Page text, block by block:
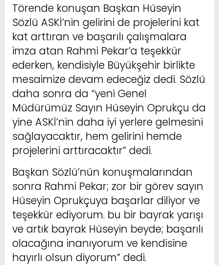
Törende konuşan Başkan Hüseyin
Sözlü ASKİ’nin gelirini de projelerini kat
kat arttıran ve başarılı çalışmalara
imza atan Rahmi Pekar’a teşekkür
ederken, kendisiyle Büyükşehir birlikte
mesaimize devam edeceğiz dedi. Sözlü
daha sonra da “yeni Genel
Müdürümüz Sayın Hüseyin Oprukçu da
yine ASKİ’nin daha iyi yerlere gelmesini
sağlayacaktır, hem gelirini hemde
projelerini arttıracaktır” dedi.
Başkan Sözlü’nün konuşmalarından
sonra Rahmi Pekar; zor bir görev sayın
Hüseyin Oprukçuya başarlar diliyor ve
teşekkür ediyorum. bu bir bayrak yarışı
ve artık bayrak Hüseyin beyde; başarılı
olacağına inanıyorum ve kendisine
hayırlı olsun diyorum” dedi.